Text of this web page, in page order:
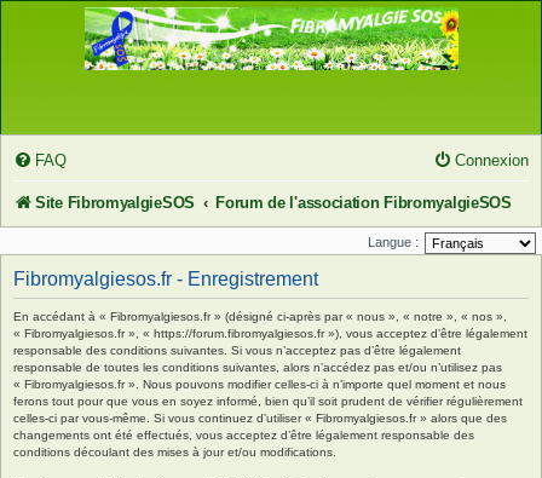
FAQ Connexion
Site FibromyalgieSOS Forum de l'association FibromyalgieSOS
Langue :
Fibromyalgiesos.fr - Enregistrement
En accédant à « Fibromyalgiesos.fr » (désigné ci-après par « nous », « notre », « nos »,
« Fibromyalgiesos.fr », « https://forum.fibromyalgiesos.fr »), vous acceptez d’être légalement
responsable des conditions suivantes. Si vous n’acceptez pas d’être légalement
responsable de toutes les conditions suivantes, alors n’accédez pas et/ou n’utilisez pas
« Fibromyalgiesos.fr ». Nous pouvons modifier celles-ci à n’importe quel moment et nous
ferons tout pour que vous en soyez informé, bien qu’il soit prudent de vérifier régulièrement
celles-ci par vous-même. Si vous continuez d’utiliser « Fibromyalgiesos.fr » alors que des
changements ont été effectués, vous acceptez d’être légalement responsable des
conditions découlant des mises à jour et/ou modifications.